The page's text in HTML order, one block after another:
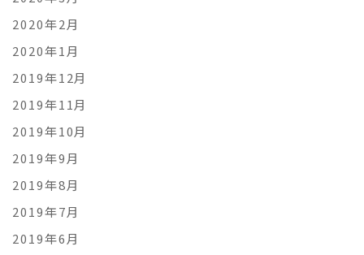
2020年2月
2020年1月
2019年12月
2019年11月
2019年10月
2019年9月
2019年8月
2019年7月
2019年6月